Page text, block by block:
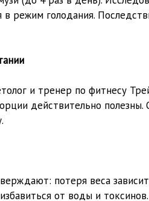
режим голодания.
и тренер по фитнесу
действительно полезны.
потеря веса
от воды и